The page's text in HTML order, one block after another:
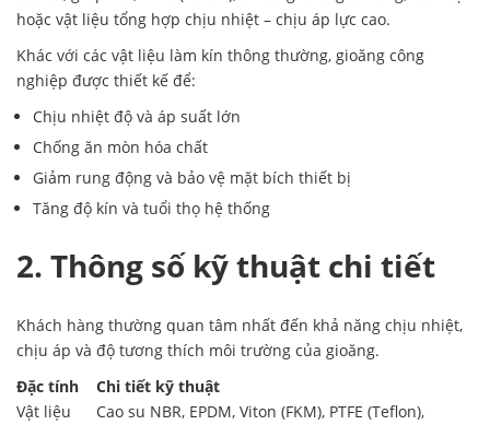
hoặc vật liệu tổng hợp chịu nhiệt – chịu áp lực cao.
Khác với các vật liệu làm kín thông thường, gioăng công
nghiệp được thiết kế để:
Chịu nhiệt độ và áp suất lớn
Chống ăn mòn hóa chất
Giảm rung động và bảo vệ mặt bích thiết bị
Tăng độ kín và tuổi thọ hệ thống
2. Thông số kỹ thuật chi tiết
Khách hàng thường quan tâm nhất đến khả năng chịu nhiệt,
chịu áp và độ tương thích môi trường của gioăng.
Đặc tính
Chi tiết kỹ thuật
Vật liệu
Cao su NBR, EPDM, Viton (FKM), PTFE (Teflon),